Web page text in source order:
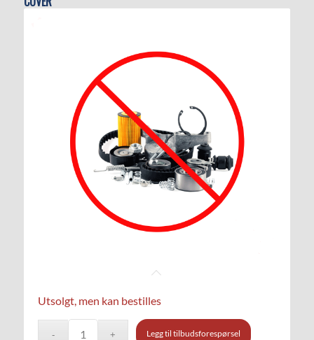
Utsolgt, men kan bestilles
Legg til tilbudsforespørsel